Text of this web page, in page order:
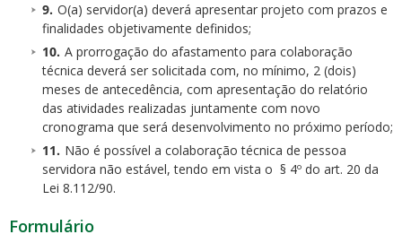
O(a) servidor(a) deverá apresentar projeto com prazos e
finalidades objetivamente definidos;
A prorrogação do afastamento para colaboração
técnica deverá ser solicitada com, no mínimo, 2 (dois)
meses de antecedência, com apresentação do relatório
das atividades realizadas juntamente com novo
cronograma que será desenvolvimento no próximo período;
Não é possível a colaboração técnica de pessoa
servidora não estável, tendo em vista o § 4º do art. 20 da
Lei 8.112/90.
Formulário